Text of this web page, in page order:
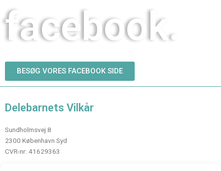
facebook.
BESØG VORES FACEBOOK SIDE
Delebarnets Vilkår
Sundholmsvej 8
2300 København Syd
CVR-nr: 41629363